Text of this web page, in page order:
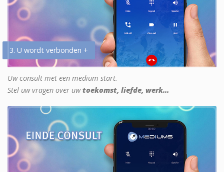
3. U wordt verbonden +
Uw consult met een medium start.
Stel uw vragen over uwtoekomst, liefde, werk...